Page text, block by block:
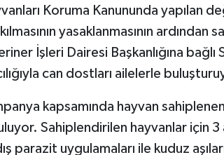
Koruma Kanununda yapılan
yasaklanmasının
İşleri Dairesi Başkanlığına
can dostları ailelerle
kapsamında hayvan
Sahiplendirilen hayvanlar için
parazit uygulamaları ile kuduz